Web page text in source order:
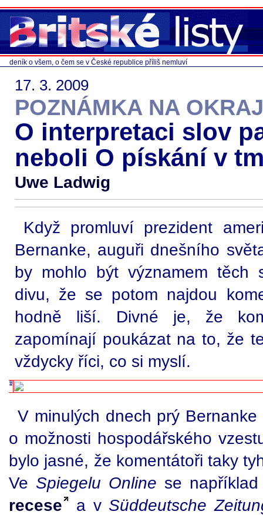
deník o všem, o čem se v České republice příliš nemluví
17. 3. 2009
POZNÁMKA NA
O interpretaci slov
neboli O pískání v
Uwe Ladwig
Když promluví prezident
Bernanke, auguři dnešního
by mohlo být významem těch
divu, že se potom najdou
hodně liší. Divné je, že
zapomínají poukázat na to, že
vždycky říci, co si myslí.
V minulých dnech prý
o možnosti hospodářského
bylo jasné, že komentátoři taky
Ve Spiegelu Online se
recese
a v Süddeutsche